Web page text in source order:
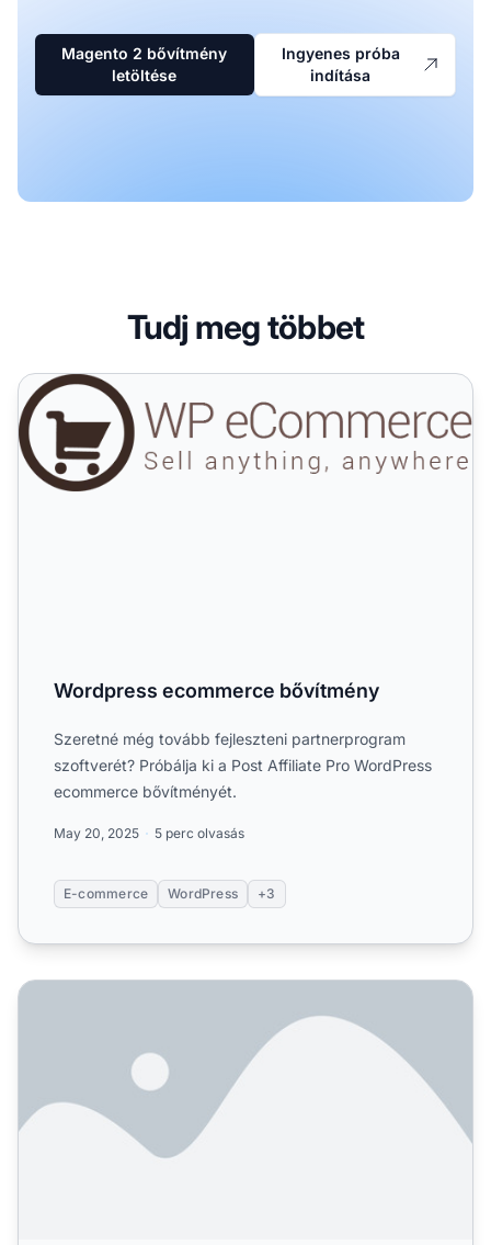
Magento 2 bővítmény
letöltése
Ingyenes próba
indítása
Tudj meg többet
Wordpress ecommerce bővítmény
Wordpress ecommerce bővítmény
Szeretné még tovább fejleszteni partnerprogram
szoftverét? Próbálja ki a Post Affiliate Pro WordPress
ecommerce bővítményét.
May 20, 2025 5 perc olvasás
E-commerce WordPress +3
Post Affiliate Pro integráció